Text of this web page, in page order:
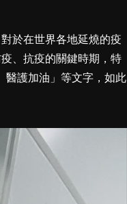
於在世界各地延燒的疫
、抗疫的關鍵時期，特
醫護加油」等文字，如此